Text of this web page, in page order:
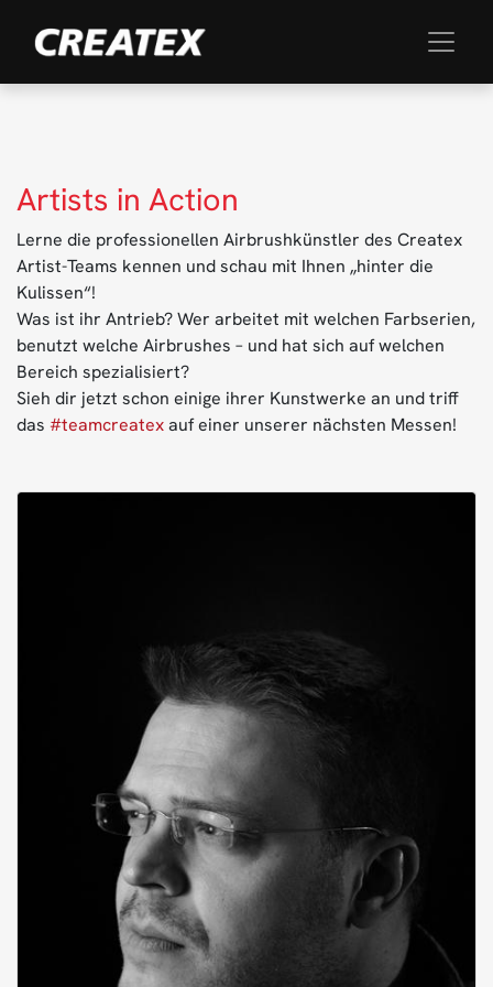
Artists in Action
Lerne die professionellen Airbrushkünstler des Createx
Artist-Teams kennen und schau mit Ihnen „hinter die
Kulissen“!
Was ist ihr Antrieb? Wer arbeitet mit welchen Farbserien,
benutzt welche Airbrushes – und hat sich auf welchen
Bereich spezialisiert?
Sieh dir jetzt schon einige ihrer Kunstwerke an und triff
das #teamcreatexauf einer unserer nächsten Messen!